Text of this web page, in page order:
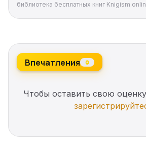
библиотека бесплатных книг
Впечатления 0
Чтобы оставить свою